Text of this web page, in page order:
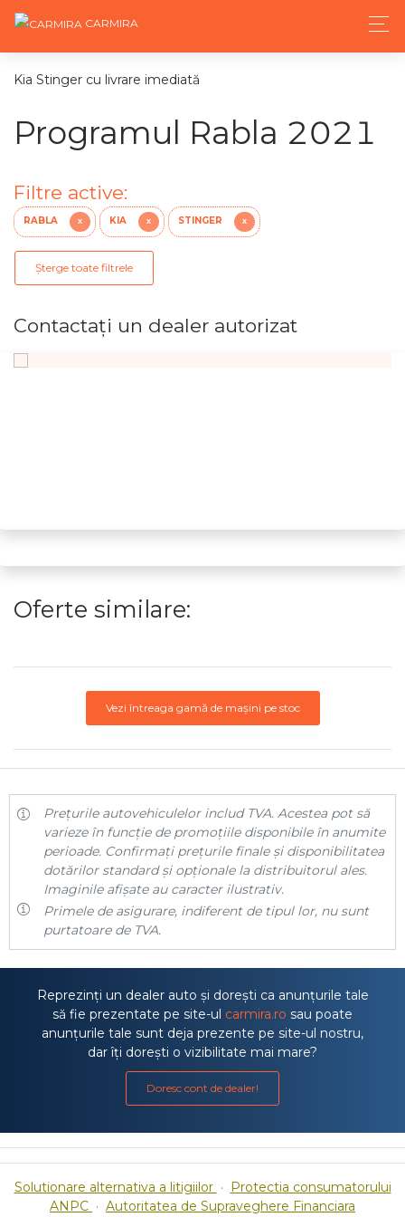
CARMIRA
Kia Stinger cu livrare imediată
Programul Rabla 2021
Filtre active:
RABLA X KIA X STINGER X
Șterge toate filtrele
Contactaţi un dealer autorizat
Oferte similare:
Vezi întreaga gamă de mașini pe stoc
Prețurile autovehiculelor includ TVA. Acestea pot să
varieze în funcție de promoțiile disponibile în anumite
perioade. Confirmați prețurile finale și disponibilitatea
dotărilor standard și opționale la distribuitorul ales.
Imaginile afișate au caracter ilustrativ.
Primele de asigurare, indiferent de tipul lor, nu sunt
purtatoare de TVA.
Reprezinți un dealer auto și dorești ca anunțurile tale
să fie prezentate pe site-ul carmira.ro sau poate
anunțurile tale sunt deja prezente pe site-ul nostru,
dar îți dorești o vizibilitate mai mare?
Doresc cont de dealer!
Solutionare alternativa a litigiilor · Protectia consumatorului
ANPC · Autoritatea de Supraveghere Financiara